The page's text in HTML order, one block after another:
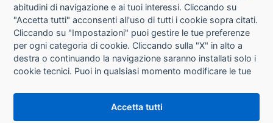
CONDIZIONI DI VENDITA
RICHIESTA RECESSO
PRIVACY
abitudini di navigazione e ai tuoi interessi. Cliccando su
"Accetta tutti" acconsenti all'uso di tutti i cookie sopra citati.
Cliccando su "Impostazioni" puoi gestire le tue preferenze
per ogni categoria di cookie. Cliccando sulla "X" in alto a
destra o continuando la navigazione saranno installati solo i
cookie tecnici. Puoi in qualsiasi momento modificare le tue
che si trova in fondo alle pagine del sito. Per maggiori
informazioni consulta la nostraInformativa sui cookie
Accetta tutti